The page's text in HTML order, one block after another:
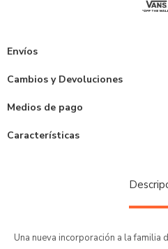
Envíos
Cambios y Devoluciones
Medios de pago
Características
Una nueva incorporación a la familia